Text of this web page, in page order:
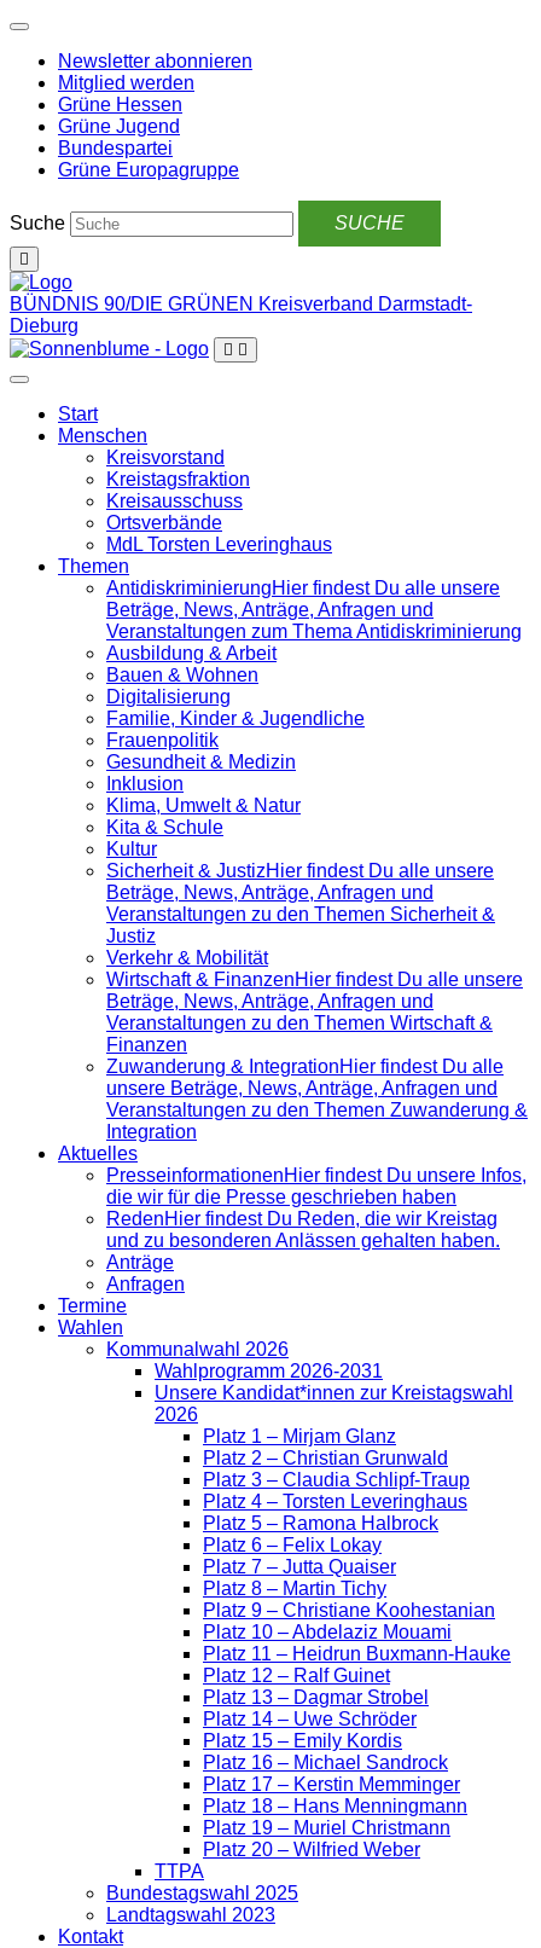
Weiter
Inhalt
Newsletter abonnieren
Mitglied werden
Grüne Hessen
Grüne Jugend
Bundespartei
Grüne Europagruppe
Suche
BÜNDNIS 90/DIE GRÜNEN Kreisverband Darmstadt-
Dieburg
Start
Menschen
Kreisvorstand
Kreistagsfraktion
Kreisausschuss
Ortsverbände
MdL Torsten Leveringhaus
Themen
Antidiskrimi­nierungHier findest Du alle unsere
Beträge, News, Anträge, Anfragen und
Veranstaltungen zum Thema Antidiskriminierung
Ausbildung & Arbeit
Bauen & Wohnen
Digitalisierung
Familie, Kinder & Jugendliche
Frauenpolitik
Gesundheit & Medizin
Inklusion
Klima, Umwelt & Natur
Kita & Schule
Kultur
Sicherheit & JustizHier findest Du alle unsere
Beträge, News, Anträge, Anfragen und
Veranstaltungen zu den Themen Sicherheit &
Justiz
Verkehr & Mobilität
Wirtschaft & FinanzenHier findest Du alle unsere
Beträge, News, Anträge, Anfragen und
Veranstaltungen zu den Themen Wirtschaft &
Finanzen
Zuwanderung & IntegrationHier findest Du alle
unsere Beträge, News, Anträge, Anfragen und
Veranstaltungen zu den Themen Zuwanderung &
Integration
Aktuelles
Presse­informationenHier findest Du unsere Infos,
die wir für die Presse geschrieben haben
RedenHier findest Du Reden, die wir Kreistag
und zu besonderen Anlässen gehalten haben.
Anträge
Anfragen
Termine
Wahlen
Kommunalwahl 2026
Wahlprogramm 2026-2031
Unsere Kandidat*innen zur Kreistagswahl
2026
Platz 1 – Mirjam Glanz
Platz 2 – Christian Grunwald
Platz 3 – Claudia Schlipf-Traup
Platz 4 – Torsten Leveringhaus
Platz 5 – Ramona Halbrock
Platz 6 – Felix Lokay
Platz 7 – Jutta Quaiser
Platz 8 – Martin Tichy
Platz 9 – Christiane Koohestanian
Platz 10 – Abdelaziz Mouami
Platz 11 – Heidrun Buxmann-Hauke
Platz 12 – Ralf Guinet
Platz 13 – Dagmar Strobel
Platz 14 – Uwe Schröder
Platz 15 – Emily Kordis
Platz 16 – Michael Sandrock
Platz 17 – Kerstin Memminger
Platz 18 – Hans Menningmann
Platz 19 – Muriel Christmann
Platz 20 – Wilfried Weber
TTPA
Bundestagswahl 2025
Landtagswahl 2023
Kontakt